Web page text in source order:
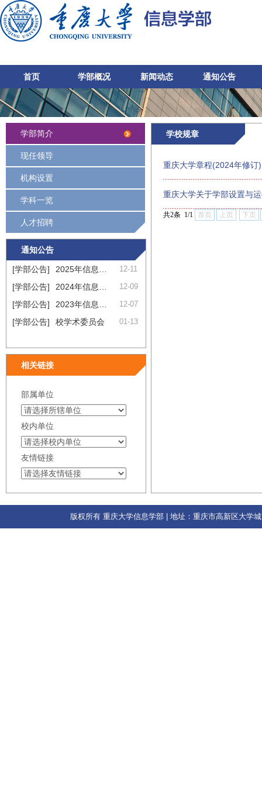
首页 学部概况 新闻动态 通知公告
学部简介
现任领导
机构设置
学科一览
人才招聘
通知公告
12-11
[学部公告]
12-09
[学部公告]
12-07
[学部公告]
01-13
[学部公告] 校学术委员会
相关链接
部属单位
校内单位
友情链接
学校规章
重庆大学章程(2024年修订)
重庆大学关于学部设置与
共2条 1/1 首页 上页 下页
版权所有 重庆大学信息学部 | 地址：重庆市高新区大学